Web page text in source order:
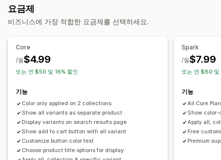
사용자 지정 가격 책정
재고
컬렉션 관리
요금제
비즈니스에 가장 적합한 요금제를 선택하세요.
Core
$4.99
/월
또는 연 $50 및 16% 할인
기능
Color only applied on 2 collections
Show all variants as separate product
Display variants on search results page
Show add to cart button with all variant
Customize button color text
Choose product title options for display
Spark
$7.99
/월
또는 연 $80 및
기능
All Core
Show
Apply all,
Free
Premium